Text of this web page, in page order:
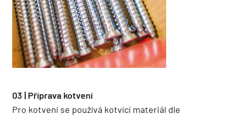
03 | Příprava kotvení
Pro kotvení se používá kotvící materiál dle